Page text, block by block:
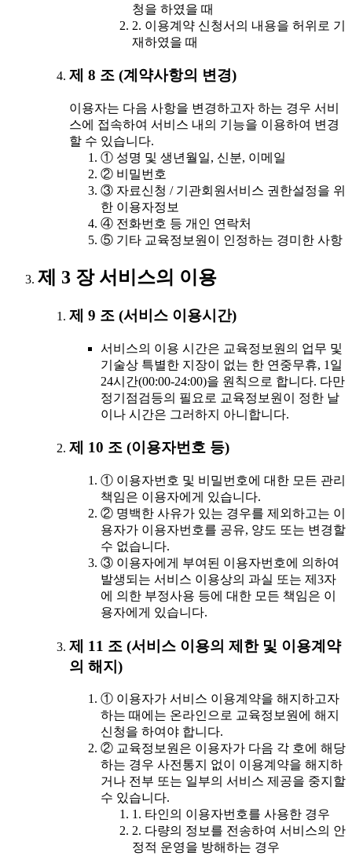
청을 하였을 때
2. 이용계약 신청서의 내용을 허위로 기
재하였을 때
제 8 조 (계약사항의 변경)
이용자는 다음 사항을 변경하고자 하는 경우 서비
스에 접속하여 서비스 내의 기능을 이용하여 변경
할 수 있습니다.
① 성명 및 생년월일, 신분, 이메일
② 비밀번호
③ 자료신청 / 기관회원서비스 권한설정을 위
한 이용자정보
④ 전화번호 등 개인 연락처
⑤ 기타 교육정보원이 인정하는 경미한 사항
제 3 장 서비스의 이용
제 9 조 (서비스 이용시간)
서비스의 이용 시간은 교육정보원의 업무 및
기술상 특별한 지장이 없는 한 연중무휴, 1일
24시간(00:00-24:00)을 원칙으로 합니다. 다만
정기점검등의 필요로 교육정보원이 정한 날
이나 시간은 그러하지 아니합니다.
제 10 조 (이용자번호 등)
① 이용자번호 및 비밀번호에 대한 모든 관리
책임은 이용자에게 있습니다.
② 명백한 사유가 있는 경우를 제외하고는 이
용자가 이용자번호를 공유, 양도 또는 변경할
수 없습니다.
③ 이용자에게 부여된 이용자번호에 의하여
발생되는 서비스 이용상의 과실 또는 제3자
에 의한 부정사용 등에 대한 모든 책임은 이
용자에게 있습니다.
제 11 조 (서비스 이용의 제한 및 이용계약
의 해지)
① 이용자가 서비스 이용계약을 해지하고자
하는 때에는 온라인으로 교육정보원에 해지
신청을 하여야 합니다.
② 교육정보원은 이용자가 다음 각 호에 해당
하는 경우 사전통지 없이 이용계약을 해지하
거나 전부 또는 일부의 서비스 제공을 중지할
수 있습니다.
1. 타인의 이용자번호를 사용한 경우
2. 다량의 정보를 전송하여 서비스의 안
정적 운영을 방해하는 경우